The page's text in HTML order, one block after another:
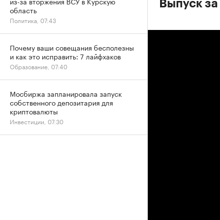
Выпуск
область
Политика, 07:43
Почему ваши совещания бесполезны
и как это исправить: 7 лайфхаков
Образование, 07:40
Мосбиржа запланировала запуск
собственного депозитария для
криптовалюты
Инвестиции, 07:30